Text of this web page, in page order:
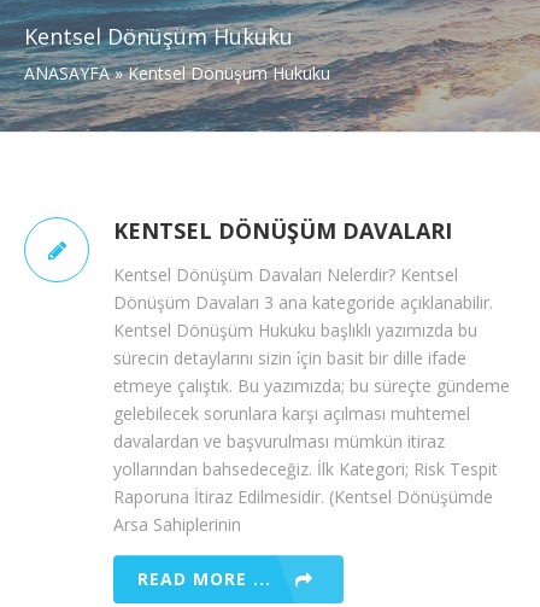
Kentsel Dönüşüm Hukuku
ANASAYFA »Kentsel Dönüşüm Hukuku
KENTSEL DÖNÜŞÜM DAVALARI
Kentsel Dönüşüm Davaları Nelerdir? Kentsel
Dönüşüm Davaları 3 ana kategoride açıklanabilir.
Kentsel Dönüşüm Hukuku başlıklı yazımızda bu
sürecin detaylarını sizin i̇çin basit bir dille ifade
etmeye çalıştık. Bu yazımızda; bu süreçte gündeme
gelebilecek sorunlara karşı açılması muhtemel
davalardan ve başvurulması mümkün itiraz
yollarından bahsedeceğiz. İlk Kategori; Risk Tespit
Raporuna İtiraz Edilmesidir. (Kentsel Dönüşümde
Arsa Sahiplerinin
READ MORE ...